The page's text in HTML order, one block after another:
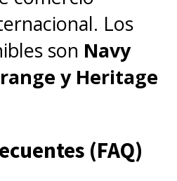
Los
son Navy
y Heritage
(FAQ)